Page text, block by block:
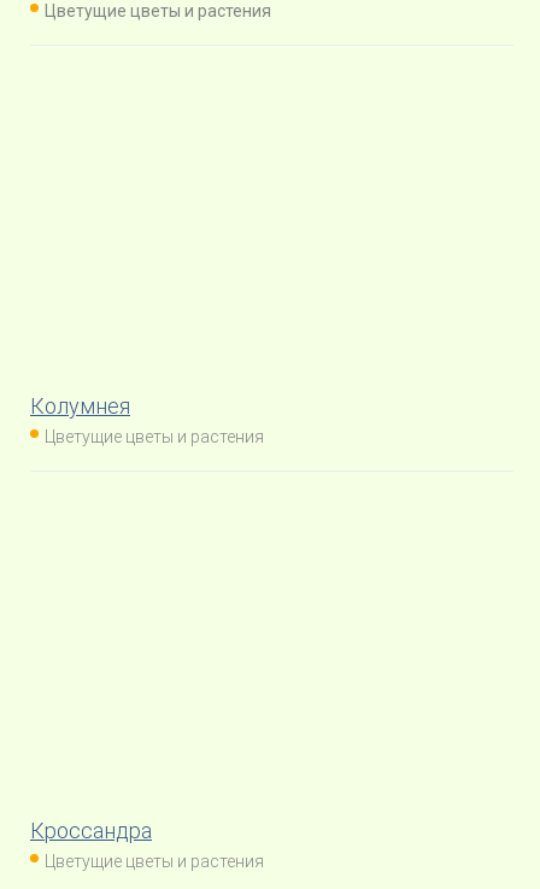
Цветущие цветы и растения
Колумнея
Цветущие цветы и растения
Кроссандра
Цветущие цветы и растения